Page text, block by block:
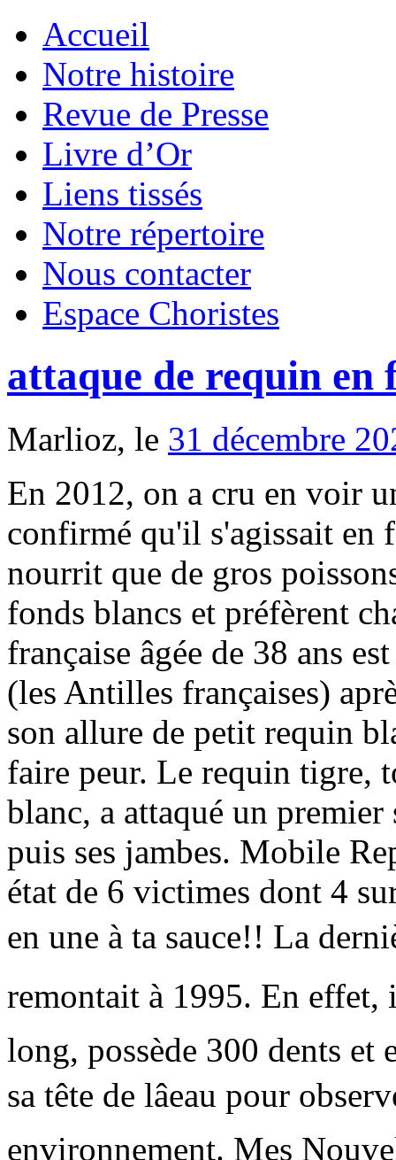
Accueil
Notre histoire
Revue de Presse
Livre d’Or
Liens tissés
Notre répertoire
Nous contacter
Espace Choristes
attaque de requin en
Marlioz, le 31 décembre
En 2012, on a cru en voir un sur nos côtes mais la dentition a confirmé qu'il s'agissait en fait d'un requin Mako qui ne se nourrit que de gros poissons". Ils sont trop gros pour les fonds blancs et préfèrent chasser au large. Une touriste française âgée de 38 ans est morte ce jeudi à Saint-Martin (les Antilles françaises) après être allée nager en mer. Avec son allure de petit requin blanc, le requin-taupe a de quoi faire peur. Le requin tigre, tout aussi agressif que le grand blanc, a attaqué un premier surfeur en mordant sa planche puis ses jambes. Mobile Reporter / Le bilan provisoire fait état de 6 victimes dont 4 surfeurs. Partage cette news ou crée en une à ta sauce!! La dernière attaque recensée sur lâîle remontait à 1995. En effet, il mesure jusquâà 6 mètres de long, possède 300 dents et est le seul requin à pouvoir sortir sa tête de lâeau pour observer ce quâil se passe dans son environnement. Mes Nouvelles. Actualite.co est un site de divertissement, des blagues sont créées par les utilisateurs. Act: 11.12.2020 14:49 Tamedia, PrÃ©visions pour les trois prochains jours, Une statue de Lincoln et dâun esclave retirÃ©e, Les dirigeants de l'UE ont signÃ© l'accord post-Brexit, Un magnat des jeux vidÃ©o meurt empoisonnÃ©, Â«Pourquoi attendre le 2?Â» pour le couvre-feu Ã 18h, ImpliquÃ©s dans la mort de Breonna, ils seront licenciÃ©s, Un soldat tuÃ© lors dâune frappe israÃ©lienne, Jusqu'Ã 3 ans de prison pour les militants en fuite, Et maintenant, Trump s'attaque Ã son propre camp, PrÃ©sident de retour aprÃ¨s deux mois dâabsence, Ãvacuations avant l'arrivÃ©e d'une tempÃªte, Le fils d'Harry et Meghan aÂ dÃ©jÃ l'accent amÃ©ricain, EnquÃªte ouverte pour Â«fraudesÂ» contre Navalny, EnvoyÃ© en prison parce qu'un logiciel s'est trompÃ©, Le FBI s'interroge aprÃ¨s leÂ drame de Beyrouth, DÃ©couvrez notre rubrique concours et jeux et participez en envoyant le mot-clef du concours que vous dÃ©sirez par SMS au, Â«La balle est passÃ©e Ã 11 cm de ma tÃªteÂ», Une petite virÃ©e vodka-â​tabac au Luxembourg, Trois soldats franÃ§ais tuÃ©s en opÃ©ration au Mali, Des quartiers sont noyÃ©s d'ordures Ã Marseille. La police a été appelée à Cable Beach, un lieu touristique populaire sur la côte australienne de lâocéan Indien, vers 8 h 40, heure locale, dimanche. Les ailerons, utilisés dans le potage aux ailerons de requin, plat traditionnel asiatique, représentent un des produits de la pêche les plus précieux au monde. La mort dâun surfeur amateur mardi à Hawaï après une attaque de requin en marge dâune étape de la World Surf League (WSL) a choqué le monde du sport. Une rare attaque de requin a été filmée depuis un sous-marin à plus de 500 mètres sous l'eau. Styliste visionnaire et pionnier du prÃªt-Ã -porter, Pierre Cardin avait 98Â ans. Alertés par les cris, d'autres surfeurs l'ont secouru, s'exposant à un danger de mort certain. anonyme. Les attaques de requins sont plutÃ´t rares Ã Saint-Martin, selon la brigade de gendarmerie dâEspÃ©rance, chargÃ©e de lâenquÃªte. Une femme Ã¢gÃ©e de 39 ans est dÃ©cÃ©dÃ©e des suites de ses blessures, jeudi, aprÃ¨s avoir Ã©tÃ© attaquÃ©e par un requin dans la partie franÃ§aise de lâÃ®le de Saint-Martin (CaraÃ¯bes), a appris lâAFP, vendredi, auprÃ¨s des autoritÃ©s locales. La prÃ©fecture a aussitÃ´t interdit la baignade et les loisirs nautiques nÃ©cessitant une mise Ã lâeau (surf, kitesurf, planche Ã voile, ski, jet ski) sur lâensemble des plages du territoire pour 48 heures. Cet après midi, alors que la plage de Biarritz offrait des vagues idéales pour les surfeurs, un requin tigre a fait un carnage parmi les baigneurs. RSS / LINFO.RE â créé le 12.12.2020 à 12h11 â mis à jour le 13.12.2020 à 12h13- La rédaction Suivez en direct toute l'actualité 'Attaques de requins' : vivez l'info en live, en images et en vidéos. Bilan. Le bilan provisoire fait état de 6 victimes dont 4 surfeurs. Le prix des ailerons de requin a atteint plus de 700 dollars US le kilo en 2011, selon l'Agence américaine d'observation océanique et atmosphérique (NOAA). Â«Lâune des personnes venue pour tenter de la secourir a vu un requin Ã proximitÃ©Â», a-t-il ajoutÃ©. Attaque de requin sur l'île de Saint-Martin : une femme tuée Pixabay Faits divers , France - Monde Publié le 11/12/2020 à 10:56 Mes Nouvelles. Tageblatt